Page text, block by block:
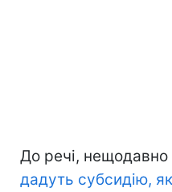
До речі,
дадуть субсидію,